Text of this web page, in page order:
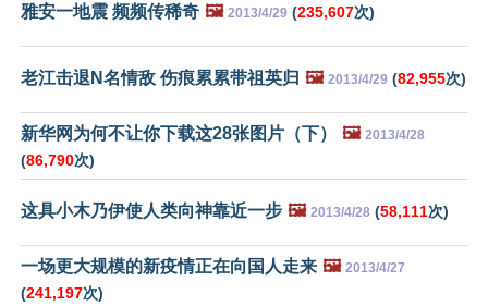
雅安一地震 频频传稀奇 🖼️ 2013/4/29 (235,607次)
老江击退N名情敌 伤痕累累带祖英归 🖼️ 2013/4/29 (82,955次)
新华网为何不让你下载这28张图片（下） 🖼️ 2013/4/28
(86,790次)
这具小木乃伊使人类向神靠近一步 🖼️ 2013/4/28 (58,111次)
一场更大规模的新疫情正在向国人走来 🖼️ 2013/4/27
(241,197次)